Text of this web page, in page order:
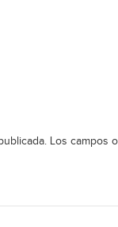
Los campos